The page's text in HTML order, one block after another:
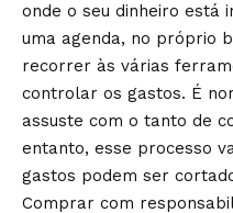
onde o seu dinheiro está
uma agenda, no próprio
recorrer às várias
controlar os gastos. É
assuste com o tanto de
entanto, esse processo
gastos podem ser
Comprar com